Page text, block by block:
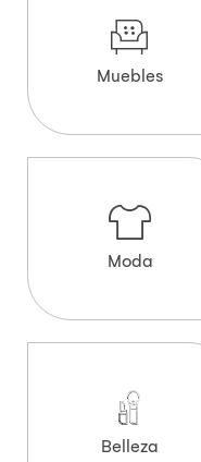
Muebles
Moda
Belleza